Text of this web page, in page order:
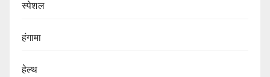
स्पेशल
हंगामा
हेल्थ